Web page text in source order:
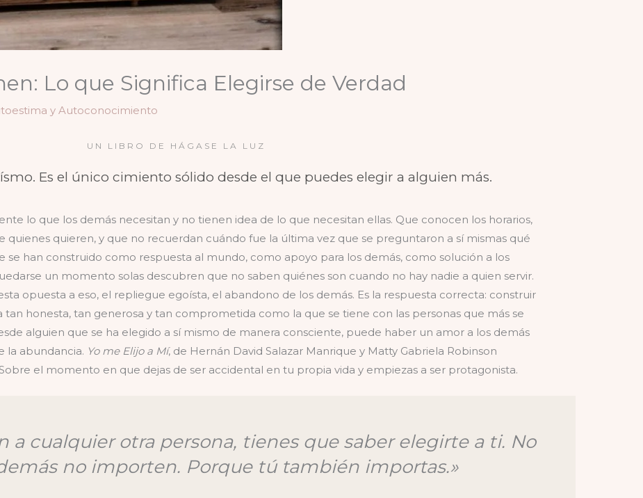
Lo que Significa Elegirse de Verdad
y Autoconocimiento
UN LIBRO DE HÁGASE LA LUZ
Es el único cimiento sólido desde el que puedes elegir a alguien más.
lo que los demás necesitan y no tienen idea de lo que necesitan ellas. Que conocen los horarios,
quienes quieren, y que no recuerdan cuándo fue la última vez que se preguntaron a sí mismas qué
se han construido como respuesta al mundo, como apoyo para los demás, como solución a los
un momento solas descubren que no saben quiénes son cuando no hay nadie a quien servir.
opuesta a eso, el repliegue egoísta, el abandono de los demás. Es la respuesta correcta: construir
honesta, tan generosa y tan comprometida como la que se tiene con las personas que más se
alguien que se ha elegido a sí mismo de manera consciente, puede haber un amor a los demás
la abundancia. Yo me Elijo a Mí, de Hernán David Salazar Manrique y Matty Gabriela Robinson
el momento en que dejas de ser accidental en tu propia vida y empiezas a ser protagonista.
a cualquier otra persona, tienes que saber elegirte a ti. No
no importen. Porque tú también importas.»